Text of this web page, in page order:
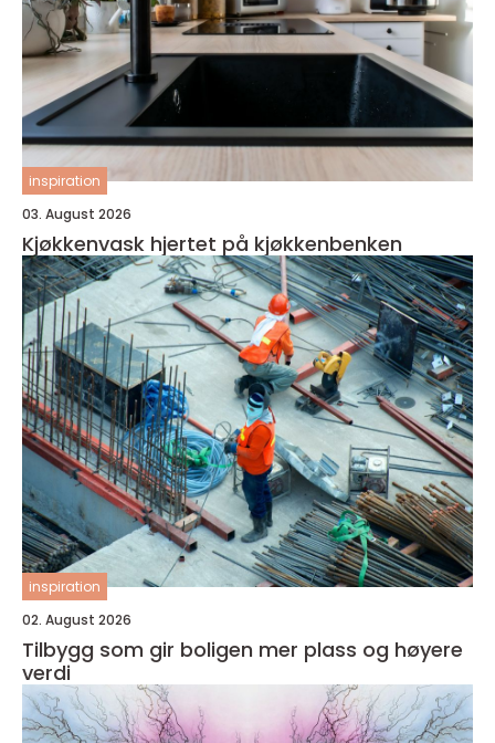
inspiration
03. August 2026
Kjøkkenvask hjertet på kjøkkenbenken
inspiration
02. August 2026
Tilbygg som gir boligen mer plass og høyere
verdi